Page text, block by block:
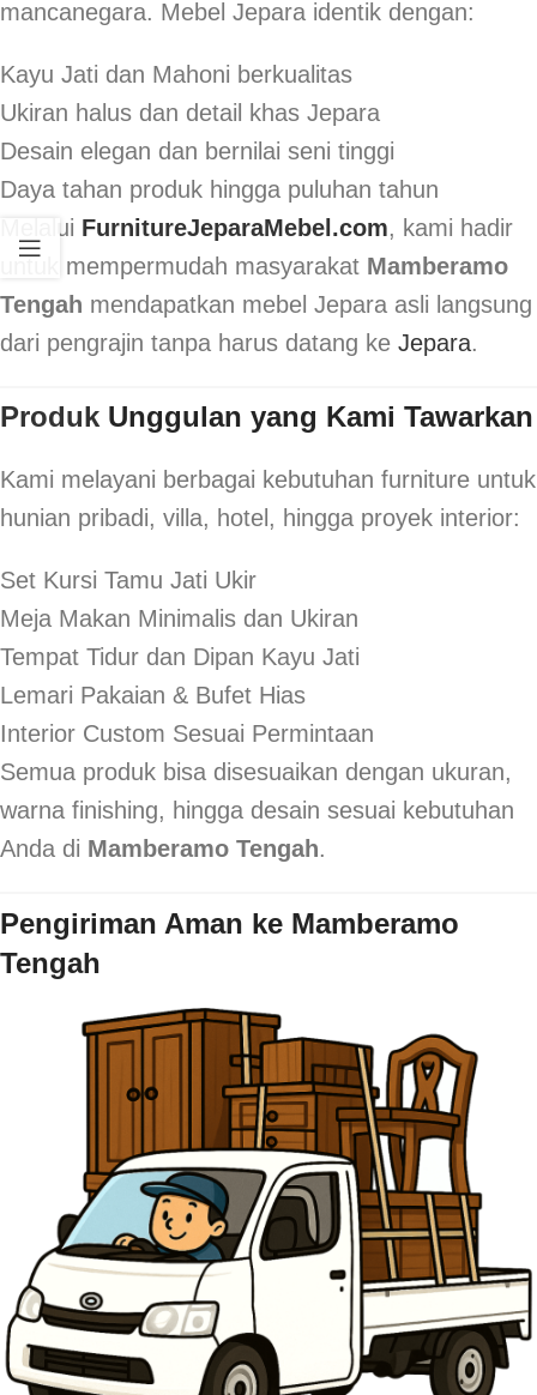
mancanegara. Mebel Jepara identik dengan:
Kayu Jati dan Mahoni berkualitas
Ukiran halus dan detail khas Jepara
Desain elegan dan bernilai seni tinggi
Daya tahan produk hingga puluhan tahun
Melalui FurnitureJeparaMebel.com, kami hadir
untuk mempermudah masyarakat Mamberamo
Tengah mendapatkan mebel Jepara asli langsung
dari pengrajin tanpa harus datang ke Jepara.
Produk Unggulan yang Kami Tawarkan
Kami melayani berbagai kebutuhan furniture untuk
hunian pribadi, villa, hotel, hingga proyek interior:
Set Kursi Tamu Jati Ukir
Meja Makan Minimalis dan Ukiran
Tempat Tidur dan Dipan Kayu Jati
Lemari Pakaian & Bufet Hias
Interior Custom Sesuai Permintaan
Semua produk bisa disesuaikan dengan ukuran,
warna finishing, hingga desain sesuai kebutuhan
Anda di Mamberamo Tengah.
Pengiriman Aman ke Mamberamo
Tengah